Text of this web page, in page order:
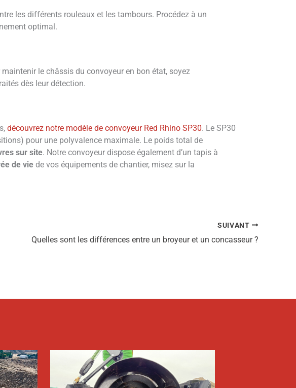
les différents rouleaux et les tambours. Procédez à un
optimal.
le châssis du convoyeur en bon état, soyez
dès leur détection.
découvrez notre modèle de convoyeur Red Rhino SP30. Le SP30
pour une polyvalence maximale. Le poids total de
sur site. Notre convoyeur dispose également d’un tapis à
de vie de vos équipements de chantier, misez sur la
SUIVANT
Quelles sont les différences entre un broyeur et un concasseur ?